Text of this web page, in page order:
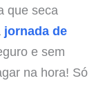
que seca
jornada de
e sem
na hora! Só